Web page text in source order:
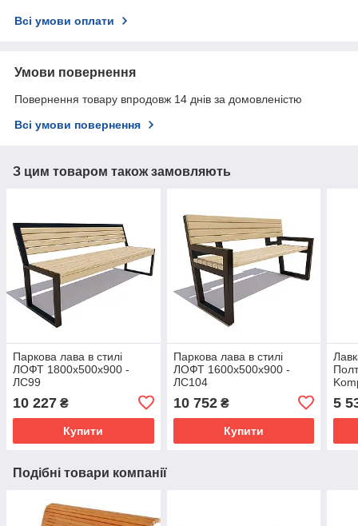
Всі умови оплати
Умови повернення
Повернення товару впродовж 14 днів за домовленістю
Всі умови повернення
З цим товаром також замовляють
Паркова лава в стилі
ЛОФТ 1800х500х900 -
ЛС99
10 227 ₴
Купити
Паркова лава в стилі
ЛОФТ 1600х500х900 -
ЛС104
10 752₴
Купити
5
Подібні товари компанії